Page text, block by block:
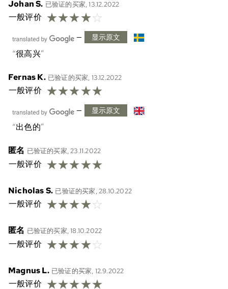
Johan S. 已验证的买家, 13.12.2022
一般评价 ☆☆☆☆☆
— 显示原文
很高兴
Fernas K. 已验证的买家, 13.12.2022
一般评价 ☆☆☆☆☆
— 显示原文
出色的
匿名 已验证的买家, 23.11.2022
一般评价 ☆☆☆☆☆
Nicholas S. 已验证的买家, 28.10.2022
一般评价 ☆☆☆☆☆
匿名 已验证的买家, 18.10.2022
一般评价 ☆☆☆☆☆
Magnus L. 已验证的买家, 12.9.2022
一般评价 ☆☆☆☆☆